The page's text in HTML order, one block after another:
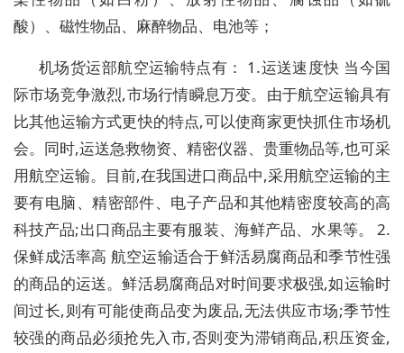
酸）、磁性物品、麻醉物品、电池等；
机场货运部航空运输特点有： 1.运送速度快 当今国
际市场竞争激烈,市场行情瞬息万变。由于航空运输具有
比其他运输方式更快的特点,可以使商家更快抓住市场机
会。同时,运送急救物资、精密仪器、贵重物品等,也可采
用航空运输。目前,在我国进口商品中,采用航空运输的主
要有电脑、精密部件、电子产品和其他精密度较高的高
科技产品;出口商品主要有服装、海鲜产品、水果等。 2.
保鲜成活率高 航空运输适合于鲜活易腐商品和季节性强
的商品的运送。鲜活易腐商品对时间要求极强,如运输时
间过长,则有可能使商品变为废品,无法供应市场;季节性
较强的商品必须抢先入市,否则变为滞销商品,积压资金,